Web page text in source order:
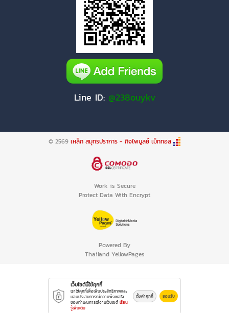
Line ID: @238ouykv
© 2569 เหล็ก สมุทรปราการ - กิจไพบูลย์ เม็ททอล
Work is Secure
Protect Data With Encrypt
Powered By
Thailand YellowPages
เว็บไซต์นี้ใช้คุกกี้
เราใช้คุกกี้เพื่อเพิ่มประสิทธิภาพและ
มอบประสบการณ์ความพึงพอใจ
ของท่านในการใช้งานเว็บไซต์ เรียน
รู้เพิ่มเติม
ตั้งค่าคุกกี้ ยอมรับ